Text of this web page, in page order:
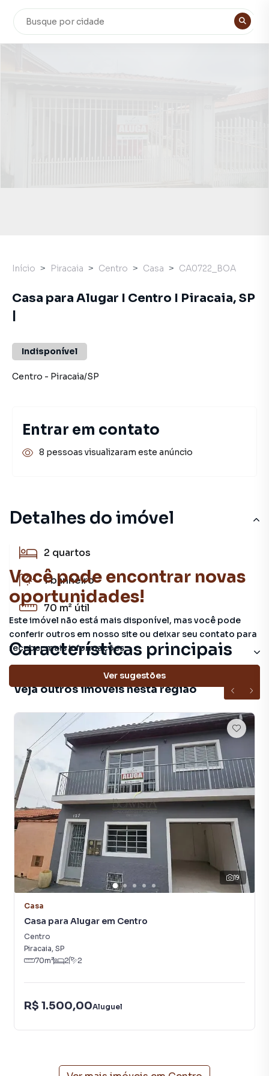
Você pode encontrar novas
oportunidades!
Este imóvel não está mais disponível, mas você pode
conferir outros em nosso site ou deixar seu contato para
receber mais informações.
Ver sugestões
Detalhes do imóvel
2 quartos
1banheiro
70 m² útil
Características principais
Veja outros imóveis nesta região
19
Casa
Casa para Alugar em Centro
Centro
Piracaia, SP
70m² 2 2
R$ 1.500,00Aluguel
Início Piracaia Centro Casa CA0722_BOA
Casa para Alugar I Centro I Piracaia, SP
|
Indisponível
Centro - Piracaia/SP
Entrar em contato
8 pessoas visualizaram este anúncio